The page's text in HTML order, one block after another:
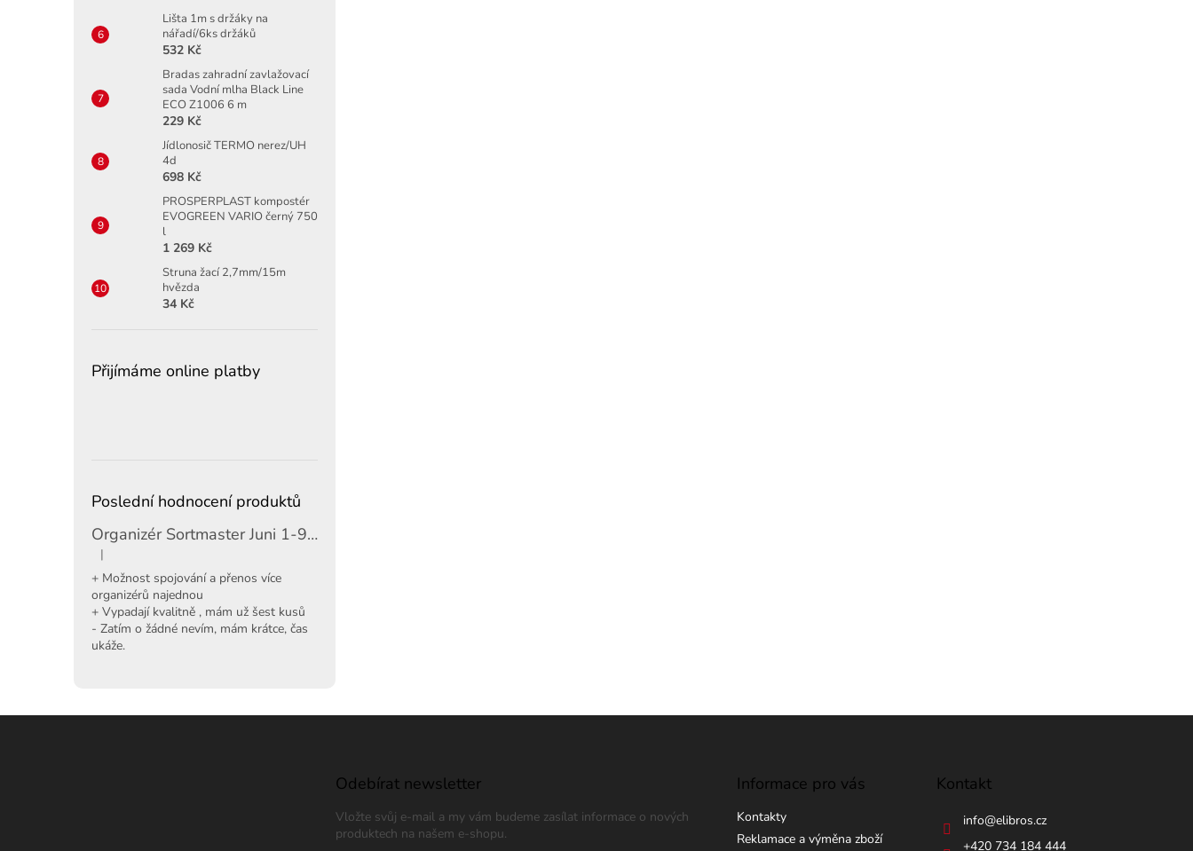
Lišta 1m s držáky na
nářadí/6ks držáků
532 Kč
Bradas zahradní zavlažovací
sada Vodní mlha Black Line
ECO Z1006 6 m
229 Kč
Jídlonosič TERMO nerez/UH
4d
698 Kč
PROSPERPLAST kompostér
EVOGREEN VARIO černý 750
l
1 269 Kč
Struna žací 2,7mm/15m
hvězda
34 Kč
Přijímáme online platby
Poslední hodnocení produktů
Organizér Sortmaster Juni 1-97-483
Hodnocení produktu je 5 z 5 hvězdiček.
|
+ Možnost spojování a přenos více
organizérů najednou
+ Vypadají kvalitně , mám už šest kusů
- Zatím o žádné nevím, mám krátce, čas
ukáže.
Z
Odebírat newsletter
Vložte svůj e-mail a my vám budeme zasílat informace o nových
produktech na našem e-shopu.
Informace pro vás
Kontakty
Reklamace a výměna zboží
Kontakt
info@elibros.cz
+420 734 184 444